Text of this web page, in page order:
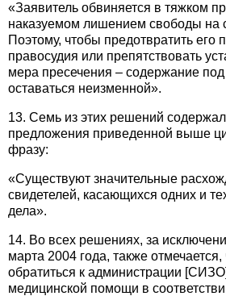
«Заявитель обвиняется в тяжком
наказуемом лишением свободы на
Поэтому, чтобы предотвратить его
правосудия или препятствовать
мера пресечения – содержание
оставаться неизменной».
13. Семь из этих решений
предложения приведенной выше
фразу:
«Существуют значительные
свидетелей, касающихся одних и
дела».
14. Во всех решениях, за
марта 2004 года, также отмечается,
обратиться к администрации
медицинской помощи в